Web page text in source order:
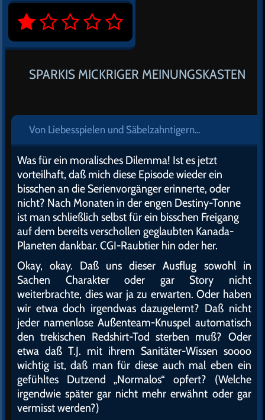
SPARKIS MICKRIGER MEINUNGSKASTEN
Von Liebesspielen und Säbelzahntigern...
Was für ein moralisches Dilemma! Ist es jetzt
vorteilhaft, daß mich diese Episode wieder ein
bisschen an die Serienvorgänger erinnerte, oder
nicht? Nach Monaten in der engen Destiny-Tonne
ist man schließlich selbst für ein bisschen Freigang
auf dem bereits verschollen geglaubten Kanada-
Planeten dankbar. CGI-Raubtier hin oder her.
Okay, okay. Daß uns dieser Ausflug sowohl in
Sachen Charakter oder gar Story nicht
weiterbrachte, dies war ja zu erwarten. Oder haben
wir etwa doch irgendwas dazugelernt? Daß nicht
jeder namenlose Außenteam-Knuspel automatisch
den trekischen Redshirt-Tod sterben muß? Oder
etwa daß T.J. mit ihrem Sanitäter-Wissen soooo
wichtig ist, daß man für diese auch mal eben ein
gefühltes Dutzend „Normalos“ opfert? (Welche
irgendwie später gar nicht mehr erwähnt oder gar
vermisst werden?)